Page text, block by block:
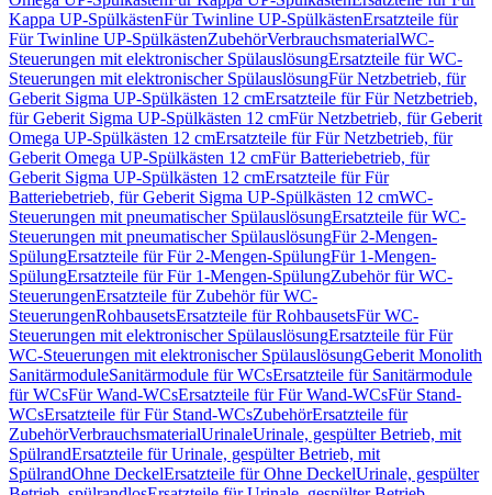
Kappa UP-SpülkästenFür Twinline UP-SpülkästenErsatzteile für
Für Twinline UP-SpülkästenZubehörVerbrauchsmaterialWC-
Steuerungen mit elektronischer SpülauslösungErsatzteile für WC-
Steuerungen mit elektronischer SpülauslösungFür Netzbetrieb, für
Geberit Sigma UP-Spülkästen 12 cmErsatzteile für Für Netzbetrieb,
für Geberit Sigma UP-Spülkästen 12 cmFür Netzbetrieb, für Geberit
Omega UP-Spülkästen 12 cmErsatzteile für Für Netzbetrieb, für
Geberit Omega UP-Spülkästen 12 cmFür Batteriebetrieb, für
Geberit Sigma UP-Spülkästen 12 cmErsatzteile für Für
Batteriebetrieb, für Geberit Sigma UP-Spülkästen 12 cmWC-
Steuerungen mit pneumatischer SpülauslösungErsatzteile für WC-
Steuerungen mit pneumatischer SpülauslösungFür 2-Mengen-
SpülungErsatzteile für Für 2-Mengen-SpülungFür 1-Mengen-
SpülungErsatzteile für Für 1-Mengen-SpülungZubehör für WC-
SteuerungenErsatzteile für Zubehör für WC-
SteuerungenRohbausetsErsatzteile für RohbausetsFür WC-
Steuerungen mit elektronischer SpülauslösungErsatzteile für Für
WC-Steuerungen mit elektronischer SpülauslösungGeberit Monolith
SanitärmoduleSanitärmodule für WCsErsatzteile für Sanitärmodule
für WCsFür Wand-WCsErsatzteile für Für Wand-WCsFür Stand-
WCsErsatzteile für Für Stand-WCsZubehörErsatzteile für
ZubehörVerbrauchsmaterialUrinaleUrinale, gespülter Betrieb, mit
SpülrandErsatzteile für Urinale, gespülter Betrieb, mit
SpülrandOhne DeckelErsatzteile für Ohne DeckelUrinale, gespülter